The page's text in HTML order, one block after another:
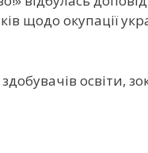
щодо окупації
освіти,